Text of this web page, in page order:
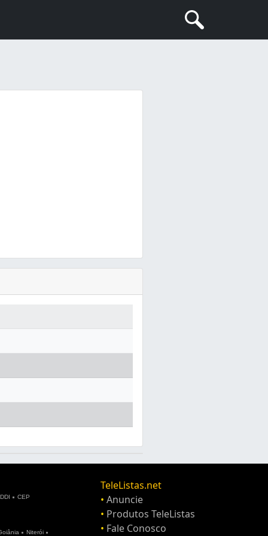
DDI CEP
Niterói
TeleListas.net
• Anuncie
• Produtos TeleListas
• Fale Conosco